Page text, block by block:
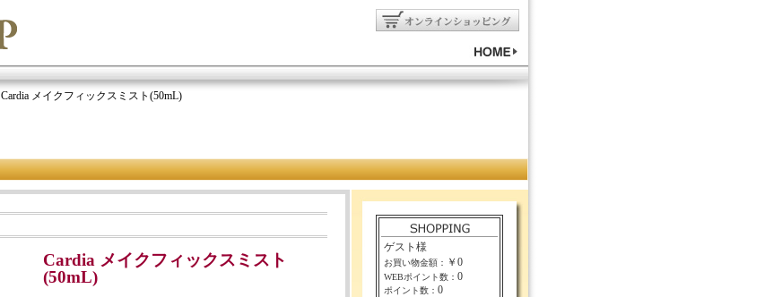
Cardia メイクフィックスミスト(50mL)
Cardia メイクフィックスミスト
(50mL)
ゲスト様
お買い物金額： ￥0
WEBポイント数： 0
ポイント数： 0